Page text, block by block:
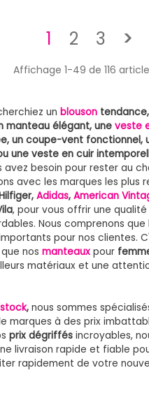
1 2 3 >
Affichage 1-49 de 116
un blouson
manteau élégant, une veste
un coupe-vent fonctionnel,
une veste en cuir
avez besoin pour rester au
avec les marques les plus
Adidas, American
, pour vous offrir une
Nous comprenons
pour nos clientes.
nos manteaux pour
matériaux et une
, nous sommes
marques à des prix
prix dégriffés incroyables,
livraison rapide et fiable
rapidement de votre